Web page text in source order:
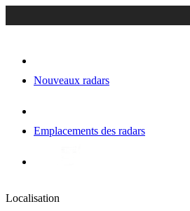
Nouveaux radars
Emplacements des radars
Localisation